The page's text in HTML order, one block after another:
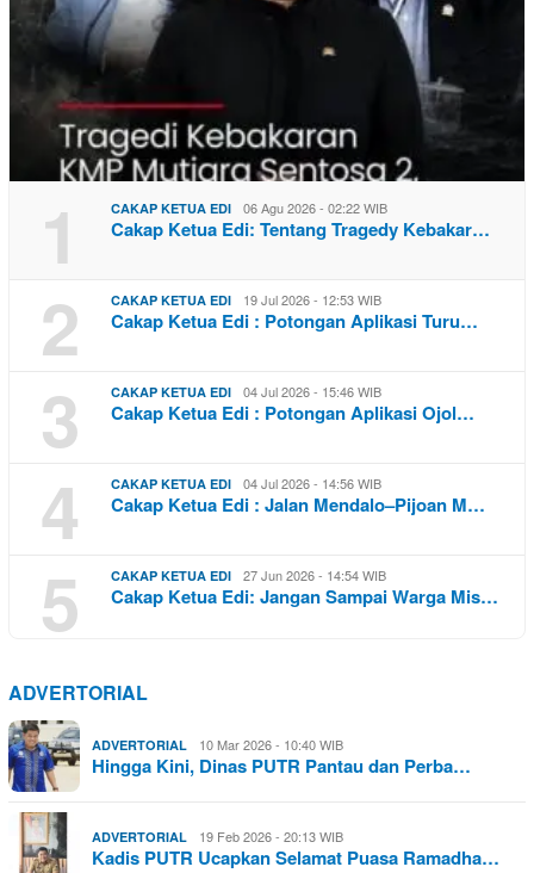
1 CAKAP KETUA EDI 06 Agu 2026 - 02:22 WIB
Cakap Ketua Edi: Tentang Tragedy Kebakar…
2 CAKAP KETUA EDI 19 Jul 2026 - 12:53 WIB
Cakap Ketua Edi : Potongan Aplikasi Turu…
3 CAKAP KETUA EDI 04 Jul 2026 - 15:46 WIB
Cakap Ketua Edi : Potongan Aplikasi Ojol…
4 CAKAP KETUA EDI 04 Jul 2026 - 14:56 WIB
Cakap Ketua Edi : Jalan Mendalo–Pijoan M…
5 CAKAP KETUA EDI 27 Jun 2026 - 14:54 WIB
Cakap Ketua Edi: Jangan Sampai Warga Mis…
ADVERTORIAL
ADVERTORIAL 10 Mar 2026 - 10:40 WIB
Hingga Kini, Dinas PUTR Pantau dan Perba…
ADVERTORIAL 19 Feb 2026 - 20:13 WIB
Kadis PUTR Ucapkan Selamat Puasa Ramadha…